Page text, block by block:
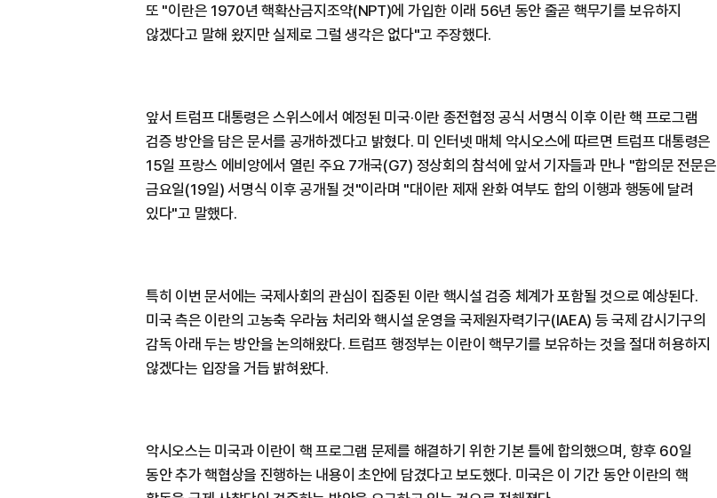
또 "이란은 1970년 핵확산금지조약(NPT)에 가입한 이래 56년 동안 줄곧 핵무기를 보유하지
않겠다고 말해 왔지만 실제로 그럴 생각은 없다"고 주장했다.
앞서 트럼프 대통령은 스위스에서 예정된 미국·이란 종전협정 공식 서명식 이후 이란 핵 프로그램
검증 방안을 담은 문서를 공개하겠다고 밝혔다. 미 인터넷 매체 악시오스에 따르면 트럼프 대통령은
15일 프랑스 에비앙에서 열린 주요 7개국(G7) 정상회의 참석에 앞서 기자들과 만나 "합의문 전문은
금요일(19일) 서명식 이후 공개될 것"이라며 "대이란 제재 완화 여부도 합의 이행과 행동에 달려
있다"고 말했다.
특히 이번 문서에는 국제사회의 관심이 집중된 이란 핵시설 검증 체계가 포함될 것으로 예상된다.
미국 측은 이란의 고농축 우라늄 처리와 핵시설 운영을 국제원자력기구(IAEA) 등 국제 감시기구의
감독 아래 두는 방안을 논의해왔다. 트럼프 행정부는 이란이 핵무기를 보유하는 것을 절대 허용하지
않겠다는 입장을 거듭 밝혀왔다.
악시오스는 미국과 이란이 핵 프로그램 문제를 해결하기 위한 기본 틀에 합의했으며, 향후 60일
동안 추가 핵협상을 진행하는 내용이 초안에 담겼다고 보도했다. 미국은 이 기간 동안 이란의 핵